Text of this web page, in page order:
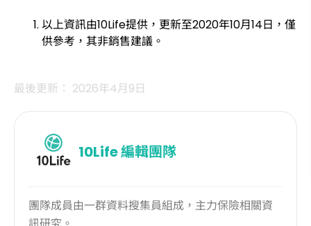
以上資訊由10Life提供，更新至2020年10月14日，僅
供參考，其非銷售建議。
最後更新： 2026年4月9日
10Life編輯團隊
團隊成員由一群資料搜集員組成，主力保險相關資